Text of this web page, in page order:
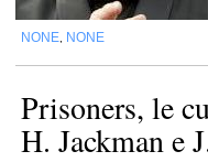
NONE NONE
Prisoners, le
H. Jackman e